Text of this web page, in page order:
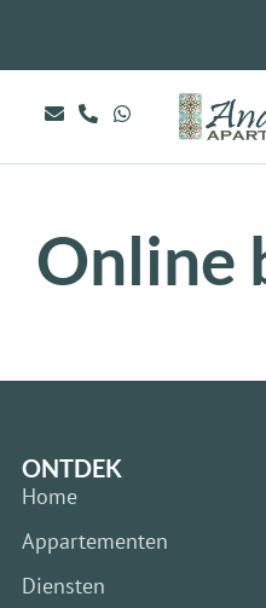
Online
ONTDEK
Home
Appartementen
Diensten